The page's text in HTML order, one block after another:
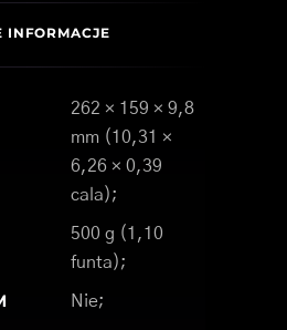
INFORMACJE
262 × 159 × 9,8
mm (10,31 ×
6,26 × 0,39
cala);
500 g (1,10
funta);
Nie;